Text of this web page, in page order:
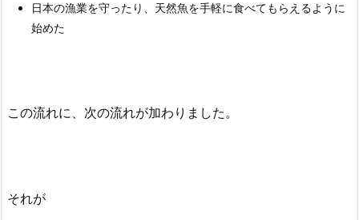
日本の漁業を守ったり、天然魚を手軽に食べてもらえるように
始めた
この流れに、次の流れが加わりました。
それが